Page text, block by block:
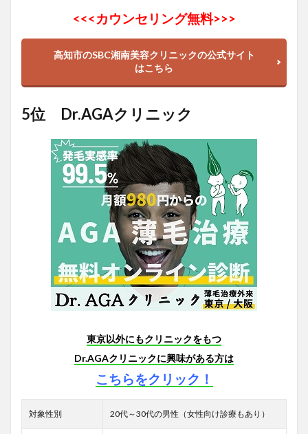
<<<カウンセリング無料>>>
高知市のSBC湘南美容クリニックの公式サイト
はこちら
5位 Dr.AGAクリニック
東京以外にもクリニックをもつ
Dr.AGAクリニックに興味がある方は
こちらをクリック！
対象性別 20代～30代の男性（女性向け診療もあり）